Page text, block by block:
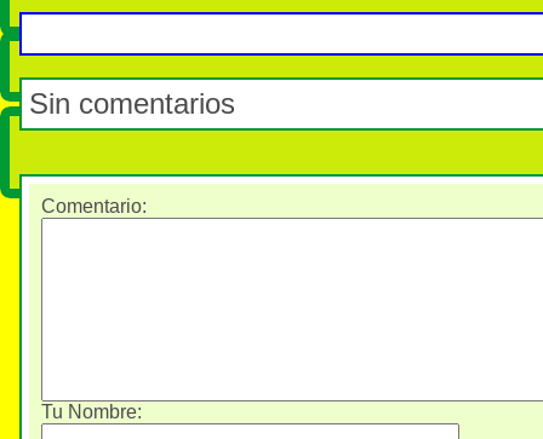
Sin comentarios
Comentario:
Tu Nombre: